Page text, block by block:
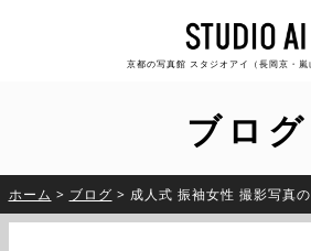
京都の写真館 スタジオアイ（長岡京・嵐
ブログ
ホーム > ブログ > 成人式 振袖女性 撮影写真